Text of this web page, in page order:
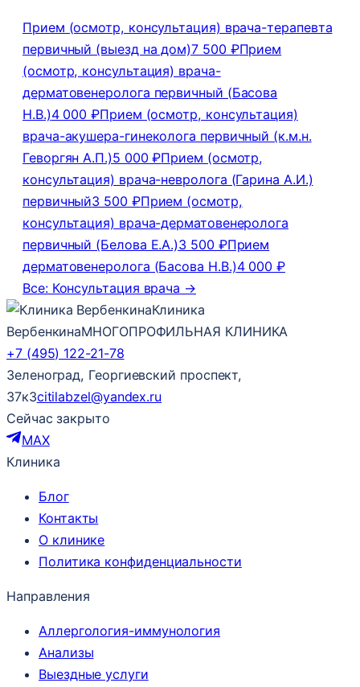
Прием (осмотр, консультация) врача-терапевта
первичный (выезд на дом)7 500 ₽Прием
(осмотр, консультация) врача-
дерматовенеролога первичный (Басова
Н.В.)4 000 ₽Прием (осмотр, консультация)
врача-акушера-гинеколога первичный (к.м.н.
Геворгян А.П.)5 000 ₽Прием (осмотр,
консультация) врача-невролога (Гарина А.И.)
первичный3 500 ₽Прием (осмотр,
консультация) врача-дерматовенеролога
первичный (Белова Е.А.)3 500 ₽Прием
дерматовенеролога (Басова Н.В.)4 000 ₽
Все: Консультация врача →
Клиника
ВербенкинаМНОГОПРОФИЛЬНАЯ КЛИНИКА
+7 (495) 122-21-78
Зеленоград, Георгиевский проспект,
37к3citilabzel@yandex.ru
Сейчас закрыто
MAX
Клиника
Блог
Контакты
О клинике
Политика конфиденциальности
Направления
Аллергология-иммунология
Анализы
Выездные услуги